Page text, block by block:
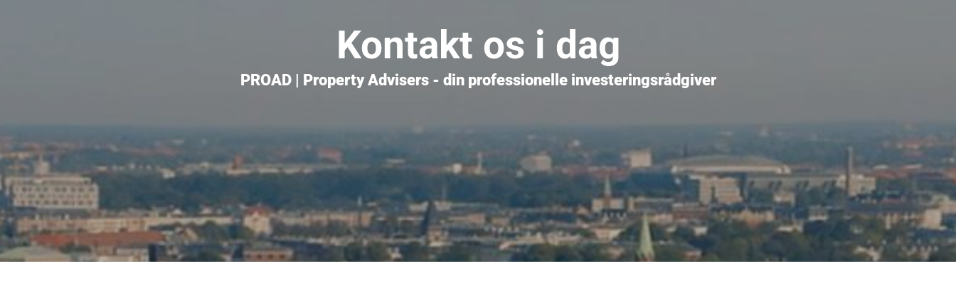
Kontakt os i dag
PROAD | Property Advisers - din professionelle investeringsrådgiver